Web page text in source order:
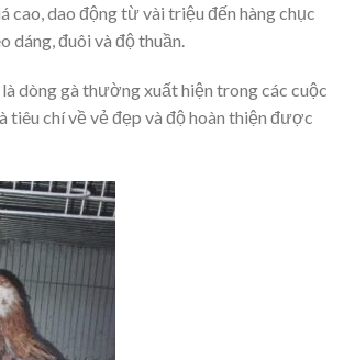
cao, dao động từ vài triệu đến hàng chục
dáng, đuôi và độ thuần.
dòng gà thường xuất hiện trong các cuộc
tiêu chí về vẻ đẹp và độ hoàn thiện được